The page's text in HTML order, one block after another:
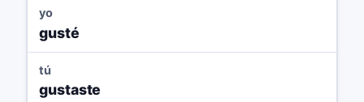
yo
gusté
tú
gustaste